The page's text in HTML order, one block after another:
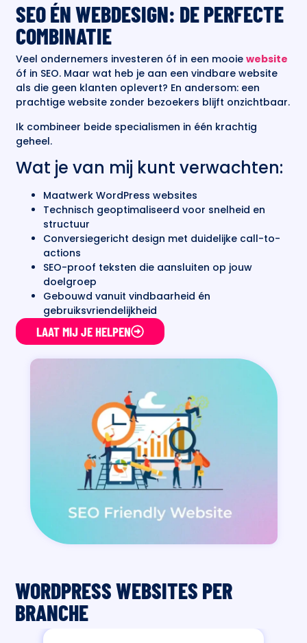
SEO ÉN WEBDESIGN: DE PERFECTE
COMBINATIE
Veel ondernemers investeren óf in een mooiewebsite
óf in SEO. Maar wat heb je aan een vindbare website
als die geen klanten oplevert? En andersom: een
prachtige website zonder bezoekers blijft onzichtbaar.
Ik combineer beide specialismen in één krachtig
geheel.
Wat je van mij kunt verwachten:
Maatwerk WordPress websites
Technisch geoptimaliseerd voor snelheid en
structuur
Conversiegericht design met duidelijke call-to-
actions
SEO-proof teksten die aansluiten op jouw
doelgroep
Gebouwd vanuit vindbaarheid én
gebruiksvriendelijkheid
LAAT MIJ JE HELPEN
WORDPRESS WEBSITES PER
BRANCHE